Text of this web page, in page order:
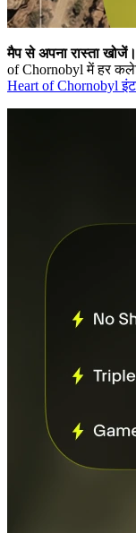
मैप से अपना रास्ता खोजें।
of Chornobyl में हर
Heart of Chornobyl